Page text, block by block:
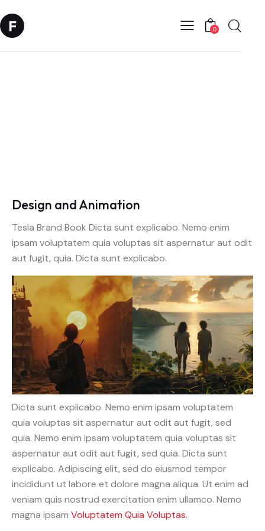
0
Design and Animation
Tesla Brand Book Dicta sunt explicabo. Nemo enim
ipsam voluptatem quia voluptas sit aspernatur aut odit
aut fugit, quia. Dicta sunt explicabo.
Dicta sunt explicabo. Nemo enim ipsam voluptatem
quia voluptas sit aspernatur aut odit aut fugit, sed
quia. Nemo enim ipsam voluptatem quia voluptas sit
aspernatur aut odit aut fugit, sed quia. Dicta sunt
explicabo. Adipiscing elit, sed do eiusmod tempor
incididunt ut labore et dolore magna aliqua. Ut enim ad
veniam quis nostrud exercitation enim ullamco. Nemo
magna ipsam Voluptatem Quia Voluptas.